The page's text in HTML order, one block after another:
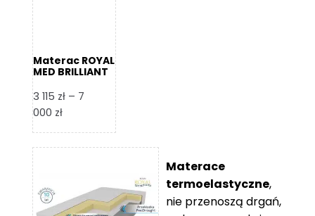
Materac ROYAL
MED BRILLIANT
3 115 zł – 7
000 złZakres
od
7
Materace
termoelastyczne,
nie przenoszą drgań,